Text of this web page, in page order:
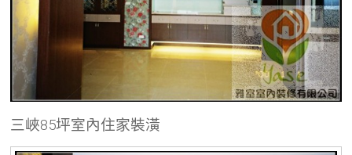
三峽85坪室內住家裝潢